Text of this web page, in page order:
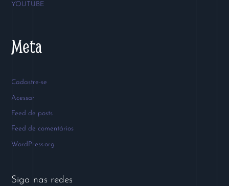
YOUTUBE
Meta
Cadastre-se
Acessar
Feed de posts
Feed de comentários
WordPress.org
Siga nas redes